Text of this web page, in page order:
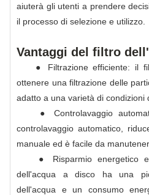
aiuterà gli utenti a prendere
il processo di selezione e utilizzo.
Vantaggi del filtro
● Filtrazione efficiente: il
ottenere una filtrazione delle
adatto a una varietà di condizioni
● Controlavaggio
controlavaggio automatico,
manuale ed è facile da
● Risparmio energetico e
dell'acqua a disco ha una
dell'acqua e un consumo